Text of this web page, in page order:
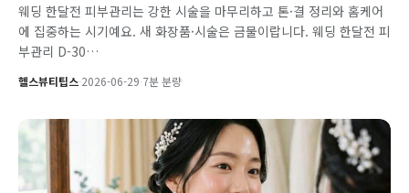
웨딩 한달전 피부관리는 강한 시술을 마무리하고 톤·결 정리와 홈케어
에 집중하는 시기예요. 새 화장품·시술은 금물이랍니다. 웨딩 한달전 피
부관리 D-30…
헬스뷰티팁스·2026-06-29·7분 분량